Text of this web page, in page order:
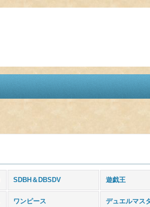
SDBH＆DBSDV 遊戯王
ワンピース デュエルマス